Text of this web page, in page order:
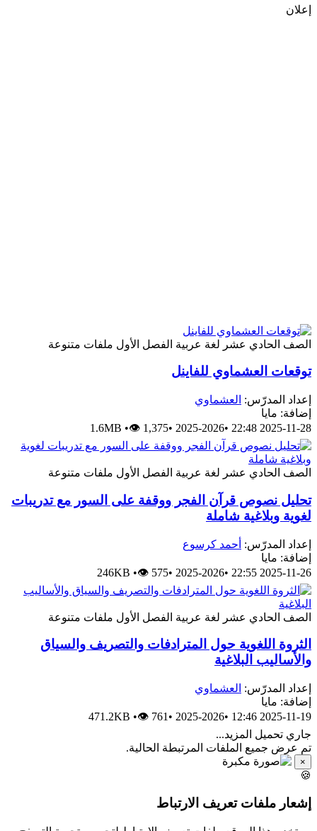
إعلان
الصف الحادي عشر لغة عربية الفصل الأول ملفات متنوعة
توقعات العشماوي للفاينل
إعداد المدرّس: العشماوي
إضافة: مايا
2025-11-28 22:48
•
2025-2026
•
1.6MB •👁 1,375
الصف الحادي عشر لغة عربية الفصل الأول ملفات متنوعة
تحليل نصوص قرآن الفجر ووقفة على السور مع تدريبات
لغوية وبلاغية شاملة
إعداد المدرّس: أحمد كرسوع
إضافة: مايا
2025-11-26 22:55
•
2025-2026
•
246KB •👁 575
الصف الحادي عشر لغة عربية الفصل الأول ملفات متنوعة
الثروة اللغوية حول المترادفات والتصريف والسياق
والأساليب البلاغية
إعداد المدرّس: العشماوي
إضافة: مايا
2025-11-19 12:46
•
2025-2026
•
471.2KB •👁 761
جاري تحميل المزيد...
تم عرض جميع الملفات المرتبطة الحالية.
×
🍪
إشعار ملفات تعريف الارتباط